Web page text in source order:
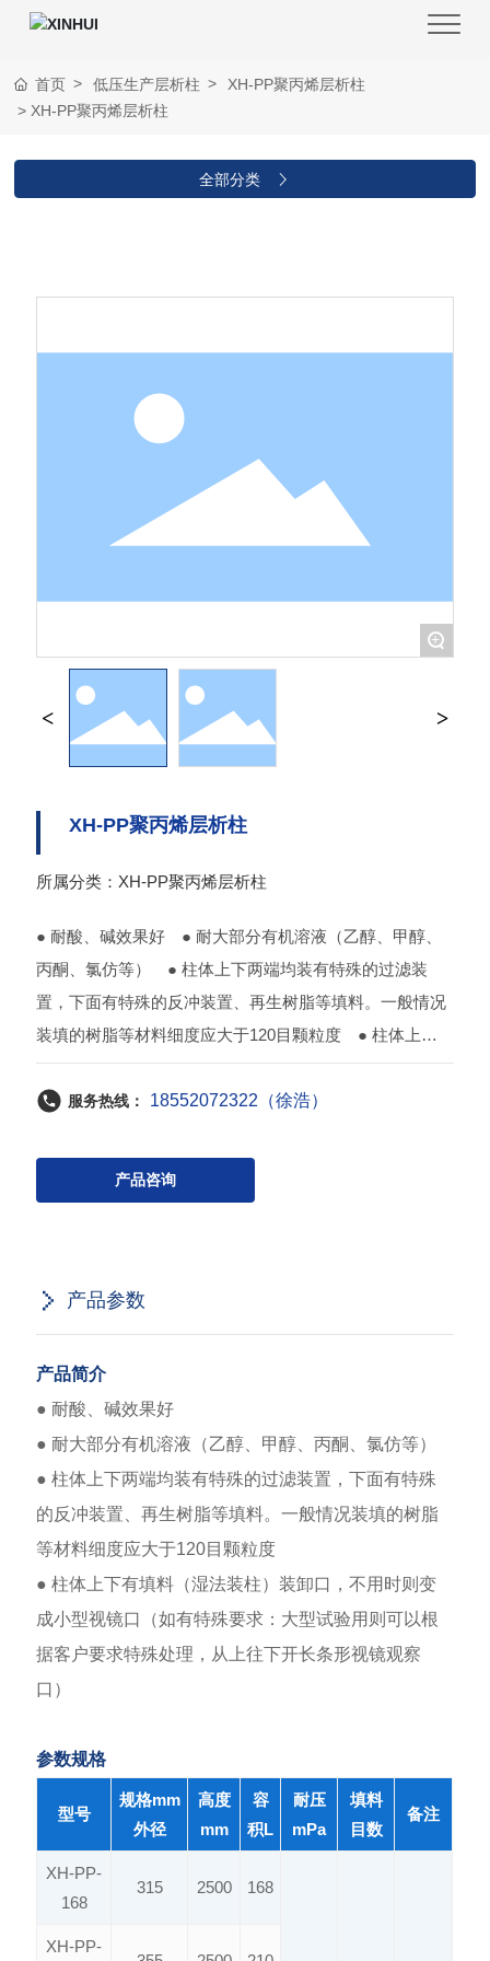
首页 低压生产层析柱
XH-PP聚丙烯层析柱
XH-PP聚丙烯层析柱
全部分类
+
XH-PP聚丙烯层析柱
所属分类：XH-PP聚丙烯层析柱
● 耐酸、碱效果好 ● 耐大部分有机溶液（乙醇、甲醇、
丙酮、氯仿等） ● 柱体上下两端均装有特殊的过滤装
置，下面有特殊的反冲装置、再生树脂等填料。一般情况
装填的树脂等材料细度应大于120目颗粒度 ● 柱体上下
有填料（湿法装柱）装卸口，不用时则变成小型视镜口
（如有特殊要求：大型试验用则可以根据客户要求特殊处
服务热线： 18552072322（徐浩）
产品咨询
产品参数
产品简介
● 耐酸、碱效果好
● 耐大部分有机溶液（乙醇、甲醇、丙酮、氯仿等）
● 柱体上下两端均装有特殊的过滤装置，下面有特殊
的反冲装置、再生树脂等填料。一般情况装填的树脂
等材料细度应大于120目颗粒度
● 柱体上下有填料（湿法装柱）装卸口，不用时则变
成小型视镜口（如有特殊要求：大型试验用则可以根
据客户要求特殊处理，从上往下开长条形视镜观察
口）
参数规格
型号
规格mm
外径
高度
mm
容
积L
耐压
mPa
填料
目数
备注
XH-PP-
168
315 2500 168
XH-PP-